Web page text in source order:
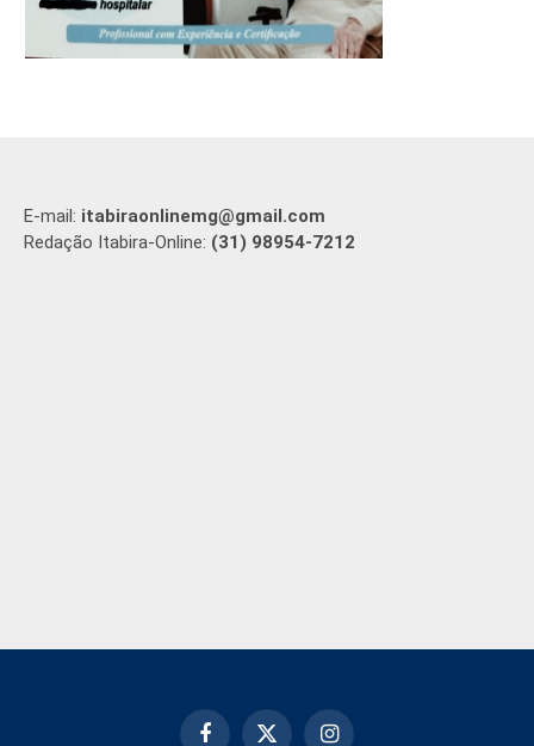
E-mail: itabiraonlinemg@gmail.com
Redação Itabira-Online: (31) 98954-7212